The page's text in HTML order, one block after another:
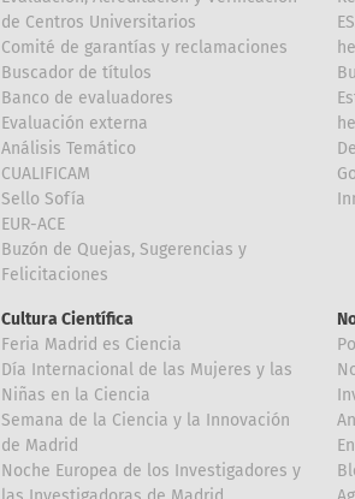
de Centros Universitarios
Comité de garantías y reclamaciones
Buscador de títulos
Banco de evaluadores
Evaluación externa
Análisis Temático
CUALIFICAM
Sello Sofía
EUR-ACE
Buzón de Quejas, Sugerencias y
Felicitaciones
Cultura Científica
Feria Madrid es Ciencia
Día Internacional de las Mujeres y las
Niñas en la Ciencia
Semana de la Ciencia y la Innovación
de Madrid
Noche Europea de los Investigadores y